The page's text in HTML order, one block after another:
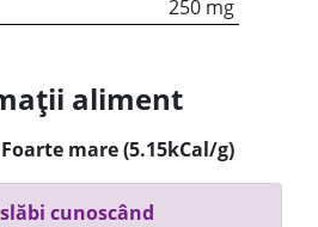
250 mg
aliment
Foarte mare (5.15kCal/g)
cunoscând